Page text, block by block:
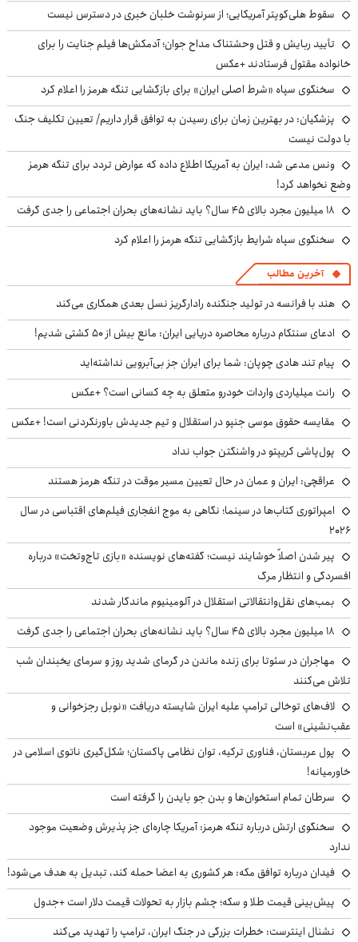
سقوط هلی‌کوپتر آمریکایی؛ از سرنوشت خلبان خبری در دسترس نیست
تأیید ربایش و قتل وحشتناک مداح جوان؛ آدمکش‌ها فیلم جنایت را برای
خانواده مقتول فرستادند +عکس
سخنگوی سپاه «شرط اصلی ایران» برای بازگشایی تنگه هرمز را اعلام کرد
پزشکیان‌: در بهترین زمان برای رسیدن به توافق قرار داریم/ تعیین تکلیف جنگ
با دولت نیست
ونس مدعی شد: ایران به آمریکا اطلاع داده که عوارض تردد برای تنگه هرمز
وضع نخواهد کرد!
۱۸ میلیون مجرد بالای ۴۵ سال؟ باید نشانه‌های بحران اجتماعی را جدی گرفت
سخنگوی سپاه شرایط بازگشایی تنگه هرمز را اعلام کرد
آخرین مطالب
هند با فرانسه در تولید جنگنده رادارگریز نسل بعدی همکاری می‌کند
ادعای سنتکام درباره محاصره دریایی ایران: مانع بیش از ۵۰ کشتی شدیم!
پیام تند هادی چوپان: شما برای ایران جز بی‌آبرویی نداشته‌اید
رانت میلیاردی واردات خودرو متعلق به چه کسانی است؟ +عکس
مقایسه حقوق موسی جنپو در استقلال و تیم جدیدش باورنکردنی است! +عکس
پول‌پاشی کریپتو در واشنگتن جواب نداد
عراقچی: ایران و عمان در حال تعیین مسیر موقت در تنگه هرمز هستند
امپراتوری کتاب‌ها در سینما؛ نگاهی به موج انفجاری فیلم‌های اقتباسی در سال
۲۰۲۶
پیر شدن اصلاً خوشایند نیست؛ گفته‌های نویسنده «بازی تاج‌وتخت» درباره
افسردگی و انتظار مرگ
بمب‌های نقل‌وانتقالاتی استقلال در آلومینیوم ماندگار شدند
۱۸ میلیون مجرد بالای ۴۵ سال؟ باید نشانه‌های بحران اجتماعی را جدی گرفت
مهاجران در سئوتا برای زنده ماندن در گرمای شدید روز و سرمای یخبندان شب
تلاش می‌کنند
لاف‌های توخالی ترامپ علیه ایران شایسته دریافت «نوبل رجزخوانی و
عقب‌نشینی» است
پول عربستان، فناوری ترکیه، توان نظامی پاکستان؛ شکل‌گیری ناتوی اسلامی در
خاورمیانه!
سرطان تمام استخوان‌ها و بدن جو بایدن را گرفته است
سخنگوی ارتش درباره تنگه هرمز: آمریکا چاره‌ای جز پذیرش وضعیت موجود
ندارد
فیدان درباره توافق مکه: هر کشوری به اعضا حمله کند، تبدیل به هدف می‌شود!
پیش‌بینی قیمت طلا و سکه؛ چشم بازار به تحولات قیمت دلار است +جدول
نشنال اینترست: خطرات بزرگی در جنگ ایران، ترامپ را تهدید می‌کند